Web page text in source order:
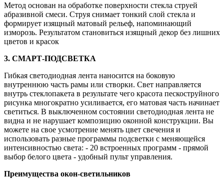
Метод основан на обработке поверхности стекла струей
абразивной смеси. Струя снимает тонкий слой стекла и
формирует изящный матовый рельеф, напоминающий
изморозь. Результатом становиться изящный декор без лишних
цветов и красок
3. СМАРТ-ПОДСВЕТКА
Гибкая светодиодная лента наносится на боковую
внутреннюю часть рамы или створки. Свет направляется
внутрь стеклопакета в результате чего красота пескоструйного
рисунка многократно усиливается, его матовая часть начинает
светиться. В выключенном состоянии светодиодная лента не
видна и не нарушает композицию оконной конструкции. Вы
можете на свое усмотрение менять цвет свечения и
использовать разные программы подсветки с меняющейся
интенсивностью света: - 20 встроенных программ - прямой
выбор белого цвета - удобный пульт управления.
Преимущества окон-светильников